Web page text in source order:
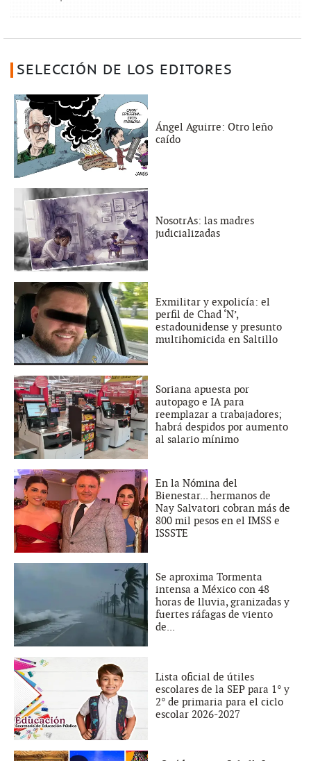
SELECCIÓN DE LOS EDITORES
Ángel Aguirre: Otro leño
caído
NosotrAs: las madres
judicializadas
Exmilitar y expolicía: el
perfil de Chad ‘N’,
estadounidense y presunto
multihomicida en Saltillo
Soriana apuesta por
autopago e IA para
reemplazar a trabajadores;
habrá despidos por aumento
al salario mínimo
En la Nómina del
Bienestar... hermanos de
Nay Salvatori cobran más de
800 mil pesos en el IMSS e
ISSSTE
Se aproxima Tormenta
intensa a México con 48
horas de lluvia, granizadas y
fuertes ráfagas de viento
de...
Lista oficial de útiles
escolares de la SEP para 1° y
2° de primaria para el ciclo
escolar 2026-2027